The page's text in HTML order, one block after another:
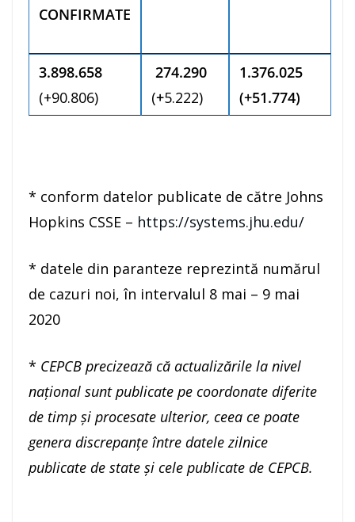
CONFIRMATE
3.898.658
(+90.806)
274.290
(+5.222)
1.376.025
(+51.774)
* conform datelor publicate de către Johns
Hopkins CSSE – https://systems.jhu.edu/
* datele din paranteze reprezintă numărul
de cazuri noi, în intervalul 8 mai – 9 mai
2020
* CEPCB precizează că actualizările la nivel
național sunt publicate pe coordonate diferite
de timp și procesate ulterior, ceea ce poate
genera discrepanțe între datele zilnice
publicate de state și cele publicate de CEPCB.